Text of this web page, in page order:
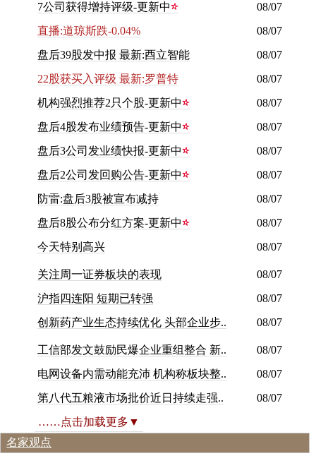
7公司获得增持评级-更新中
08/07
直播:道琼斯跌-0.04%
08/07
盘后39股发中报 最新:酉立智能
08/07
22股获买入评级 最新:罗普特
08/07
机构强烈推荐2只个股-更新中
08/07
盘后4股发布业绩预告-更新中
08/07
盘后3公司发业绩快报-更新中
08/07
盘后2公司发回购公告-更新中
08/07
防雷:盘后3股被宣布减持
08/07
盘后8股公布分红方案-更新中
08/07
今天特别 高兴 08/07
关注周一证券板块的表现
08/07
沪指四连阳 短期已转强
08/07
创 新药产业生态持续优化 头部企业步.. 08/07
工信部发文鼓励民爆企业重组整合 新..
08/07
电网设备内需动能充沛 机构称板块整..
08/07
第八代五粮液市场批价近日持续走强..
08/07
……点击加载更多▼
名家观点